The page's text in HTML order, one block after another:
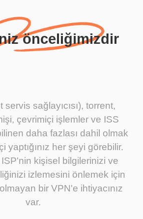
önceliğimizdir
servis sağlayıcısı), torrent,
çevrimiçi işlemler ve ISS
daha fazlası dahil olmak
yaptığınız her şeyi görebilir.
kişisel bilgilerinizi ve
izlemesini önlemek için
bir VPN'e ihtiyacınız
var.